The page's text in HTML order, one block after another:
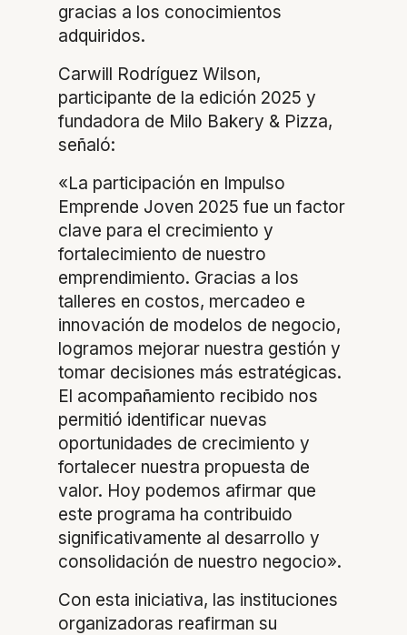
gracias a los conocimientos
adquiridos.
Carwill Rodríguez Wilson,
participante de la edición 2025 y
fundadora de Milo Bakery & Pizza,
señaló:
«La participación en Impulso
Emprende Joven 2025 fue un factor
clave para el crecimiento y
fortalecimiento de nuestro
emprendimiento. Gracias a los
talleres en costos, mercadeo e
innovación de modelos de negocio,
logramos mejorar nuestra gestión y
tomar decisiones más estratégicas.
El acompañamiento recibido nos
permitió identificar nuevas
oportunidades de crecimiento y
fortalecer nuestra propuesta de
valor. Hoy podemos afirmar que
este programa ha contribuido
significativamente al desarrollo y
consolidación de nuestro negocio».
Con esta iniciativa, las instituciones
organizadoras reafirman su